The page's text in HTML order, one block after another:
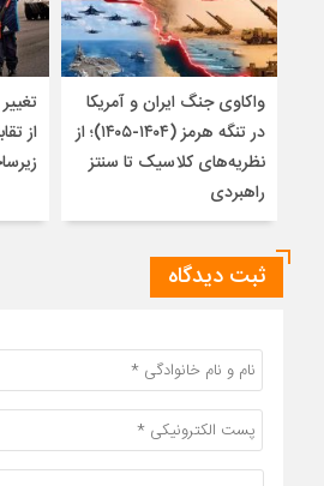
واکاوی جنگ ایران و آمریکا
در تنگه هرمز (۱۴۰۴-۱۴۰۵)؛ از
نظریه‌های کلاسیک تا سنتز
راهبردی
از
ثبت دیدگاه